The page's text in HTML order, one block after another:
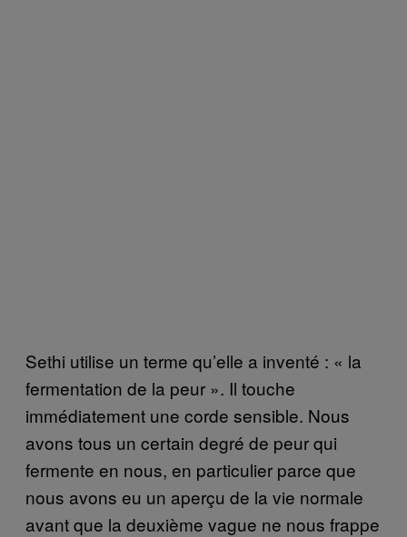
Sethi utilise un terme qu’elle a inventé : « la
fermentation de la peur ». Il touche
immédiatement une corde sensible. Nous
avons tous un certain degré de peur qui
fermente en nous, en particulier parce que
nous avons eu un aperçu de la vie normale
avant que la deuxième vague ne nous frappe